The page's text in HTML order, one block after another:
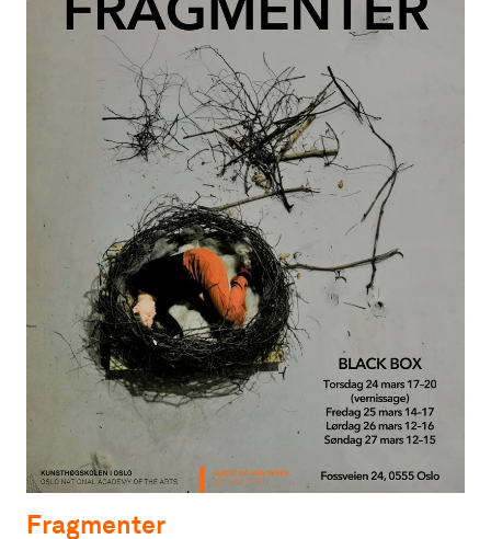
Fragmenter